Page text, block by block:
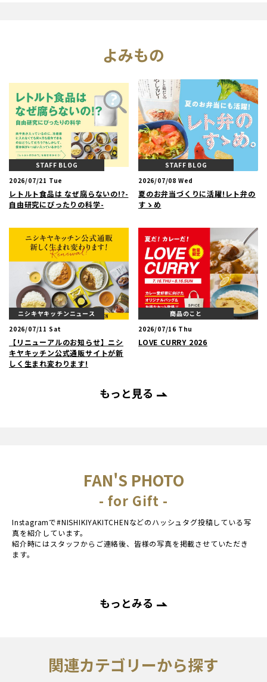
よみもの
STAFF BLOG
2026/07/21 Tue
レトルト食品は なぜ腐らないの!?-
自由研究にぴったりの科学-
STAFF BLOG
2026/07/08 Wed
夏のお弁当づくりに活躍!レト弁の
すゝめ
ニシキヤキッチンニュース
2026/07/11 Sat
【リニューアルのお知らせ】ニシ
キヤキッチン公式通販サイトが新
しく生まれ変わります!
商品のこと
2026/07/16 Thu
LOVE CURRY 2026
もっと見る
FAN'S PHOTO
- for Gift -
Instagramで#NISHIKIYAKITCHENなどのハッシュタグ投稿している写
真を紹介しています。
紹介時にはスタッフからご連絡後、皆様の写真を掲載させていただき
ます。
もっとみる
関連カテゴリーから探す